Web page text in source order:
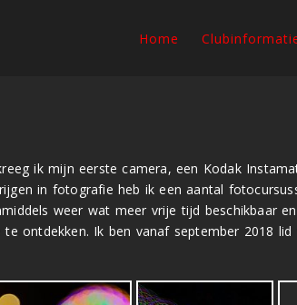
Home
ik mijn eerste camera, een Kodak
in fotografie heb ik een aantal
weer wat meer vrije tijd beschikbaar
ontdekken. Ik ben vanaf september 2018 lid